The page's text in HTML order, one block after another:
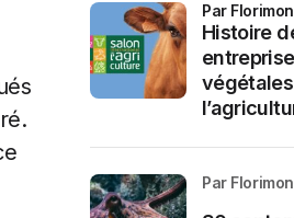
Histoire
par
par